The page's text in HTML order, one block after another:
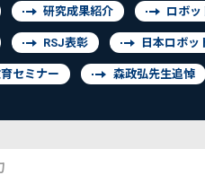
研究成果紹介 ロボッ
RSJ表彰 日本ロボッ
セミナー 森政弘先生追悼